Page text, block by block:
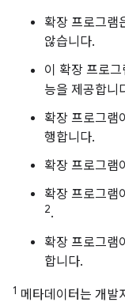
확장 프로그램
않습니다.
이 확장 프로
능을 제공합니
확장 프로그램
행합니다.
확장 프로그램
확장 프로그램
2.
확장 프로그램
합니다.
1 메타데이터는 개발